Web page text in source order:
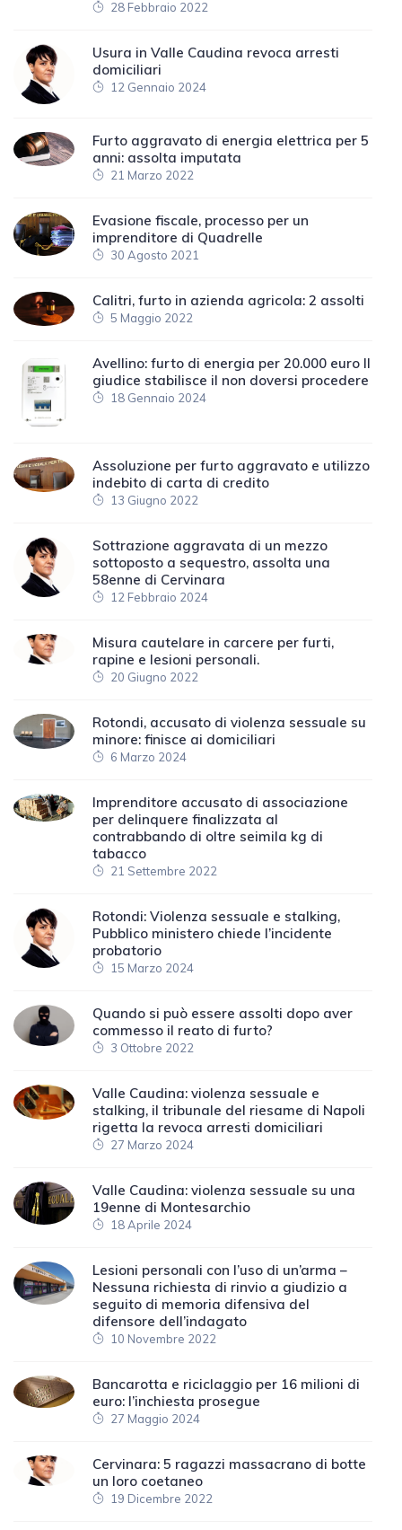
28 Febbraio 2022
Usura in Valle Caudina revoca arresti
domiciliari
12 Gennaio 2024
Furto aggravato di energia elettrica per 5
anni: assolta imputata
21 Marzo 2022
Evasione fiscale, processo per un
imprenditore di Quadrelle
30 Agosto 2021
Calitri, furto in azienda agricola: 2 assolti
5 Maggio 2022
Avellino: furto di energia per 20.000 euro Il
giudice stabilisce il non doversi procedere
18 Gennaio 2024
Assoluzione per furto aggravato e utilizzo
indebito di carta di credito
13 Giugno 2022
Sottrazione aggravata di un mezzo
sottoposto a sequestro, assolta una
58enne di Cervinara
12 Febbraio 2024
Misura cautelare in carcere per furti,
rapine e lesioni personali.
20 Giugno 2022
Rotondi, accusato di violenza sessuale su
minore: finisce ai domiciliari
6 Marzo 2024
Imprenditore accusato di associazione
per delinquere finalizzata al
contrabbando di oltre seimila kg di
tabacco
21 Settembre 2022
Rotondi: Violenza sessuale e stalking,
Pubblico ministero chiede l’incidente
probatorio
15 Marzo 2024
Quando si può essere assolti dopo aver
commesso il reato di furto?
3 Ottobre 2022
Valle Caudina: violenza sessuale e
stalking, il tribunale del riesame di Napoli
rigetta la revoca arresti domiciliari
27 Marzo 2024
Valle Caudina: violenza sessuale su una
19enne di Montesarchio
18 Aprile 2024
Lesioni personali con l’uso di un’arma –
Nessuna richiesta di rinvio a giudizio a
seguito di memoria difensiva del
difensore dell’indagato
10 Novembre 2022
Bancarotta e riciclaggio per 16 milioni di
euro: l’inchiesta prosegue
27 Maggio 2024
Cervinara: 5 ragazzi massacrano di botte
un loro coetaneo
19 Dicembre 2022